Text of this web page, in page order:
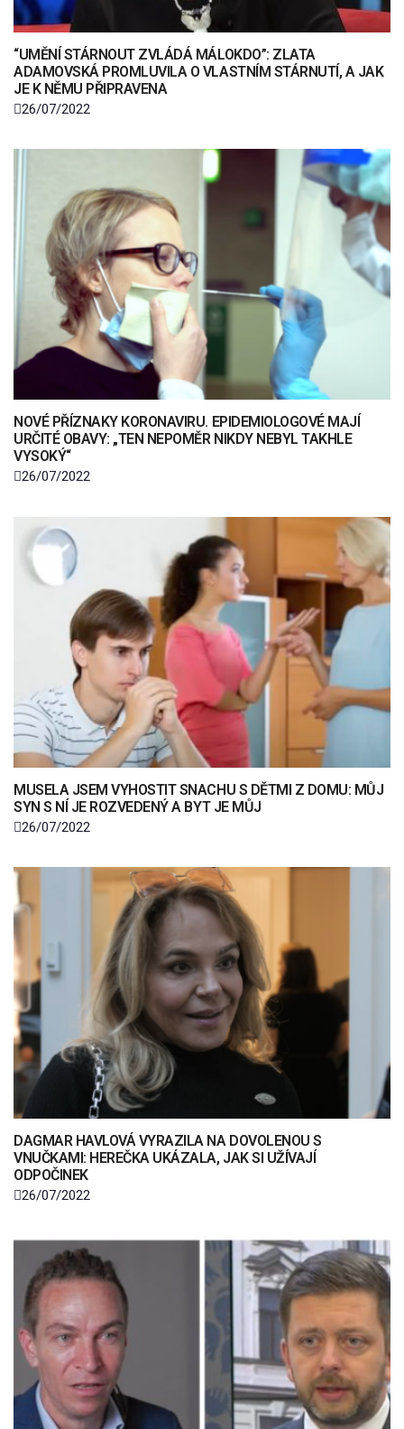
“UMĚNÍ STÁRNOUT ZVLÁDÁ MÁLOKDO”: ZLATA
ADAMOVSKÁ PROMLUVILA O VLASTNÍM STÁRNUTÍ, A JAK
JE K NĚMU PŘIPRAVENA
26/07/2022
NOVÉ PŘÍZNAKY KORONAVIRU. EPIDEMIOLOGOVÉ MAJÍ
URČITÉ OBAVY: „TEN NEPOMĚR NIKDY NEBYL TAKHLE
VYSOKÝ“
26/07/2022
MUSELA JSEM VYHOSTIT SNACHU S DĚTMI Z DOMU: MŮJ
SYN S NÍ JE ROZVEDENÝ A BYT JE MŮJ
26/07/2022
DAGMAR HAVLOVÁ VYRAZILA NA DOVOLENOU S
VNUČKAMI: HEREČKA UKÁZALA, JAK SI UŽÍVAJÍ
ODPOČINEK
26/07/2022